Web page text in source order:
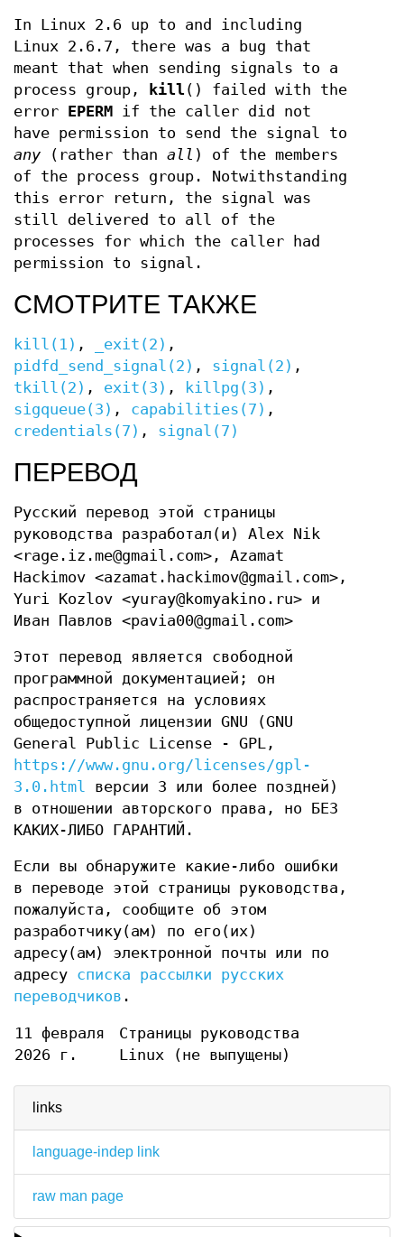
links
language-indep link
raw man page
In Linux 2.6 up to and including
Linux 2.6.7, there was a bug that
meant that when sending signals to a
process group,
kill () failed with the
error EPERM if the caller did not
have permission to send the signal to
any (rather than all ) of the members
of the process group. Notwithstanding
this error return, the signal was
still delivered to all of the
processes for which the caller had
permission to signal.
СМОТРИТЕ ТАКЖЕ
kill(1) , _exit(2) ,
pidfd_send_signal(2) , signal(2) ,
tkill(2) , exit(3) , killpg(3) ,
sigqueue(3) , capabilities(7) ,
credentials(7) , signal(7)
ПЕРЕВОД
Русский перевод этой страницы
руководства разработал(и) Alex Nik
<rage.iz.me@gmail.com>, Azamat
Hackimov <azamat.hackimov@gmail.com>,
Yuri Kozlov <yuray@komyakino.ru> и
Иван Павлов <pavia00@gmail.com>
Этот перевод является свободной
программной документацией; он
распространяется на условиях
общедоступной лицензии GNU (GNU
General Public License - GPL,
https://www.gnu.org/licenses/gpl-
3.0.html
версии 3 или более поздней)
в отношении авторского права, но БЕЗ
КАКИХ-ЛИБО ГАРАНТИЙ.
Если вы обнаружите какие-либо ошибки
в переводе этой страницы руководства,
пожалуйста, сообщите об этом
разработчику(ам) по его(их)
адресу(ам) электронной почты или по
адресу списка рассылки русских
переводчиков .
11 февраля
2026 г.
Страницы руководства
Linux (не выпущены)